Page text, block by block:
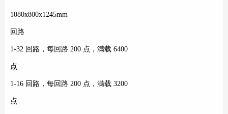
1080x800x1245mm
回路
1-32 回路，每回路 200 点，满载 6400
点
1-16 回路，每回路 200 点，满载 3200
点